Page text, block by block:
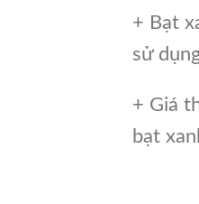
+ Bạt
sử
+ Giá
bạt